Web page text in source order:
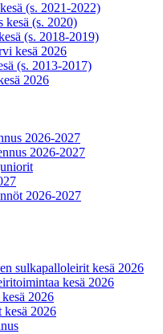
(s. 2021-2022)
kesä (s. 2020)
(s. 2018-2019)
kesä 2026
(s. 2013-2017)
2026
2026-2027
2026-2027
2026-2027
sulkapalloleirit kesä 2026
kesä 2026
2026
kesä 2026